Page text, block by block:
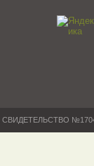
СВИДЕТЕЛЬСТВО